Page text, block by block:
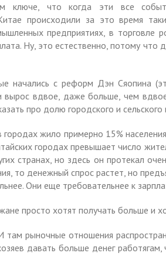
ключе, что когда эти все
происходили за это время
предприятиях, в торговле
Ну, это естественно, потому
начались с реформ Дэн Сяопина
вырос вдвое, даже больше, чем
про долю городского и сельского
жило примерно 15%
городах превышает число
странах, но здесь он протекал
то денежный спрос растет, но
Они еще требовательнее к
просто хотят получать больше и
там рыночные отношения
давать больше денег